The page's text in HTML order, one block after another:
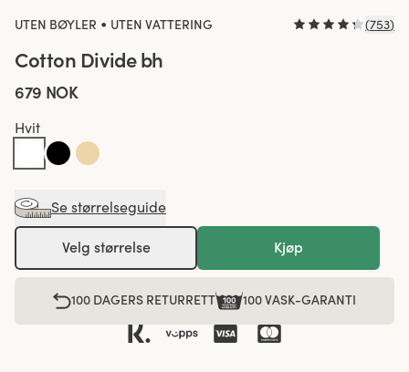
UTEN BØYLER • UTEN VATTERING (753)
Cotton Divide bh
679 NOK
Hvit
Se størrelseguide
Velg størrelse Kjøp
100 DAGERS RETURRETT 100 VASK-GARANTI